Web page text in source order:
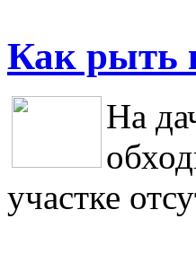
Как рыть
На
участке